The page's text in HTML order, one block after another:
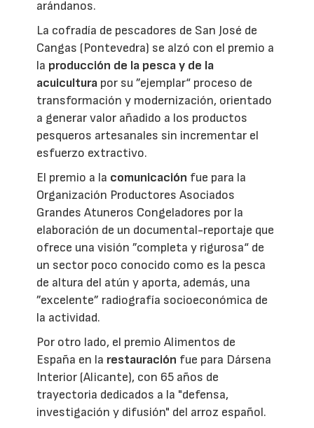
arándanos.
La cofradía de pescadores de San José de
Cangas (Pontevedra) se alzó con el premio a
la producción de la pesca y de la
acuicultura por su ”ejemplar“ proceso de
transformación y modernización, orientado
a generar valor añadido a los productos
pesqueros artesanales sin incrementar el
esfuerzo extractivo.
El premio a la comunicación fue para la
Organización Productores Asociados
Grandes Atuneros Congeladores por la
elaboración de un documental-reportaje que
ofrece una visión ”completa y rigurosa“ de
un sector poco conocido como es la pesca
de altura del atún y aporta, además, una
”excelente” radiografía socioeconómica de
la actividad.
Por otro lado, el premio Alimentos de
España en la restauración fue para Dársena
Interior (Alicante), con 65 años de
trayectoria dedicados a la "defensa,
investigación y difusión" del arroz español.